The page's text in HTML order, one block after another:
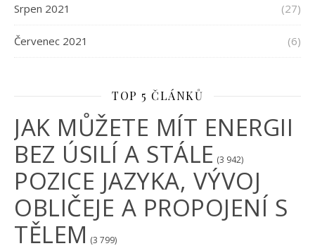
Srpen 2021 (27)
Červenec 2021 (6)
TOP 5 ČLÁNKŮ
JAK MŮŽETE MÍT ENERGII
BEZ ÚSILÍ A STÁLE (3 942)
POZICE JAZYKA, VÝVOJ
OBLIČEJE A PROPOJENÍ S
TĚLEM (3 799)